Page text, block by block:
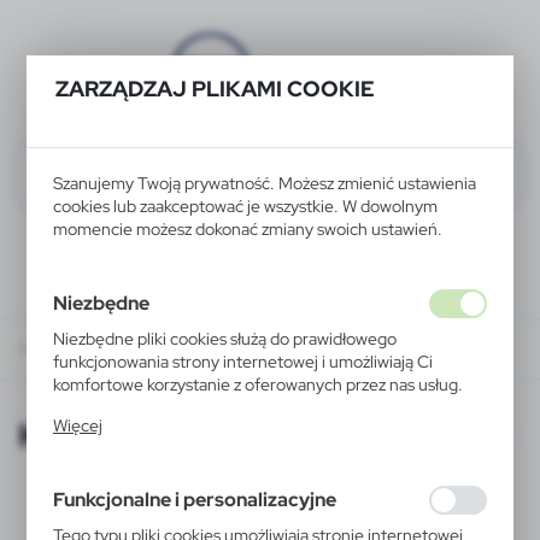
ZARZĄDZAJ PLIKAMI COOKIE
Szanujemy Twoją prywatność. Możesz zmienić ustawienia
cookies lub zaakceptować je wszystkie. W dowolnym
momencie możesz dokonać zmiany swoich ustawień.
Niezbędne
Niezbędne pliki cookies służą do prawidłowego
funkcjonowania strony internetowej i umożliwiają Ci
komfortowe korzystanie z oferowanych przez nas usług.
działania w celu m.in. dostosowania Twoich ustawień
korzystasz, może działać bez zakłóceń.
Więcej
Funkcjonalne i personalizacyjne
Tego typu pliki cookies umożliwiają stronie internetowej
KATALOGI ONLINE
KATALOGI ONLINE